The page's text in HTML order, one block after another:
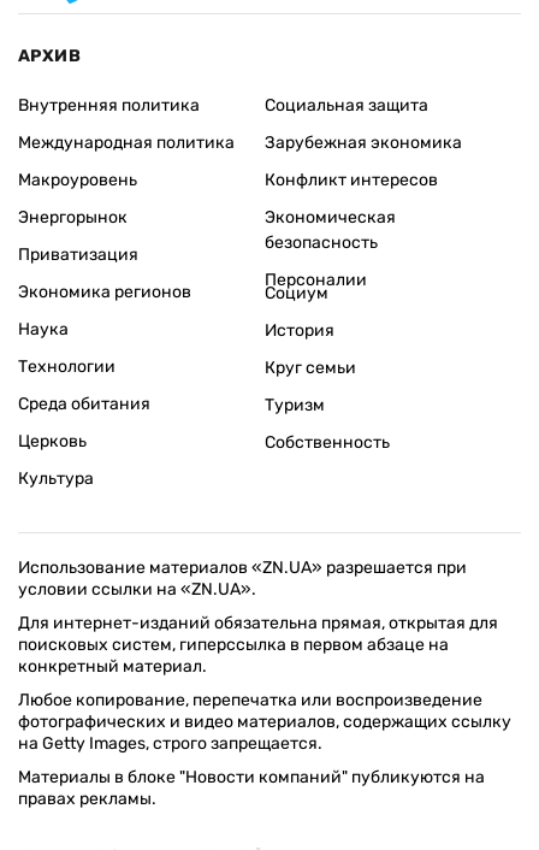
АРХИВ
Внутренняя политика
Международная политика
Макроуровень
Энергорынок
Приватизация
Экономика регионов
Социальная защита
Зарубежная экономика
Конфликт интересов
Экономическая
безопасность
Персоналии
Наука
Технологии
Среда обитания
Церковь
Культура
Социум
История
Круг семьи
Туризм
Собственность
Использование материалов «ZN.UA» разрешается при
условии ссылки на «ZN.UA».
Для интернет-изданий обязательна прямая, открытая для
поисковых систем, гиперссылка в первом абзаце на
конкретный материал.
Любое копирование, перепечатка или воспроизведение
фотографических и видео материалов, содержащих ссылку
на Getty Images, строго запрещается.
Материалы в блоке "Новости компаний" публикуются на
правах рекламы.